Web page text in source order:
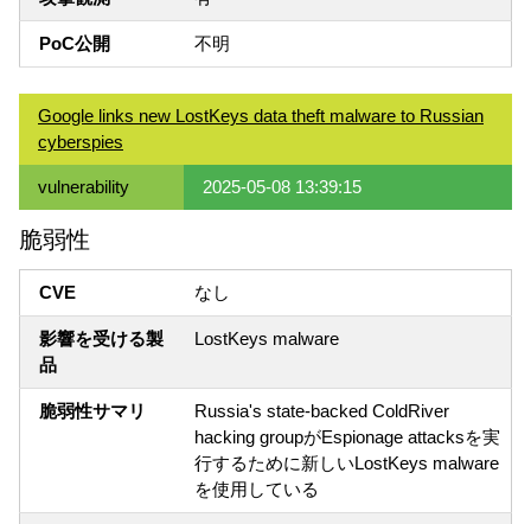
PoC公開 不明
Google links new LostKeys data theft malware to Russian
cyberspies
vulnerability 2025-05-08 13:39:15
脆弱性
CVE なし
影響を受ける製
品
LostKeys malware
脆弱性サマリ
Russia's state-backed ColdRiver
hacking groupがEspionage attacksを実
行するために新しいLostKeys malware
を使用している